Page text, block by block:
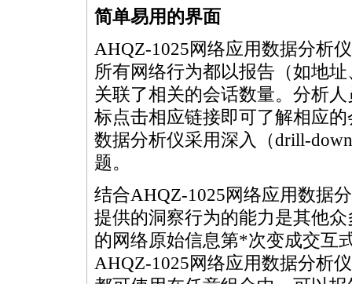
简单易用的界面
AHQZ-1025网络应用数据分析
所有网络行为都以报告（如地
关联了相关的会话数量。分析
标点击相应链接即可了解相应
数据分析仪采用深入（drill-
题。
结合AHQZ-1025网络应用数据
提供的洞察行为的能力是其他
的网络原始信息第*次变成交互
AHQZ-1025网络应用数据分析